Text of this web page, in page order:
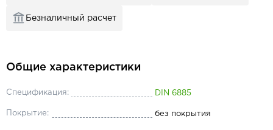
Безналичный расчет
Общие характеристики
Спецификация: DIN 6885
Покрытие: без покрытия